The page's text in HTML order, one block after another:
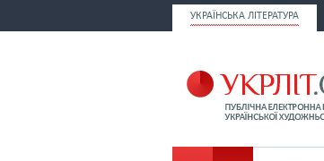
УКРАЇНСЬКА ЛІТЕРАТУРА